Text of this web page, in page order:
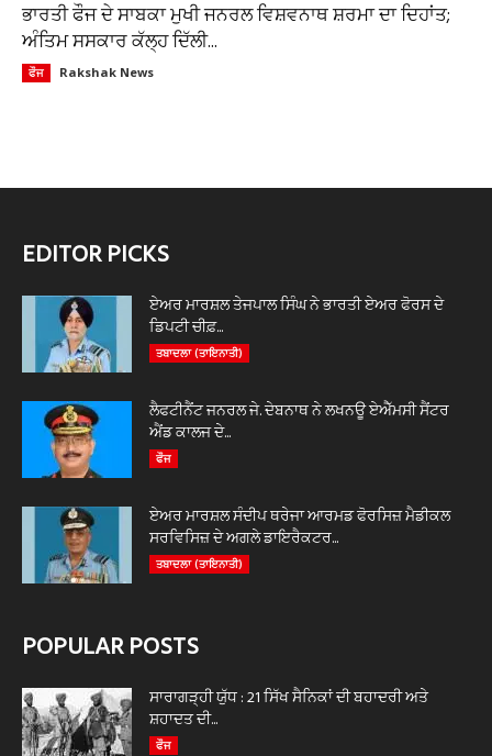
ਭਾਰਤੀ ਫੌਜ ਦੇ ਸਾਬਕਾ ਮੁਖੀ ਜਨਰਲ ਵਿਸ਼ਵਨਾਥ ਸ਼ਰਮਾ ਦਾ ਦਿਹਾਂਤ;
ਅੰਤਿਮ ਸਸਕਾਰ ਕੱਲ੍ਹ ਦਿੱਲੀ...
ਫੌਜ Rakshak News
EDITOR PICKS
ਏਅਰ ਮਾਰਸ਼ਲ ਤੇਜਪਾਲ ਸਿੰਘ ਨੇ ਭਾਰਤੀ ਏਅਰ ਫੋਰਸ ਦੇ
ਡਿਪਟੀ ਚੀਫ਼...
ਤਬਾਦਲਾ (ਤਾਇਨਾਤੀ)
ਲੈਫਟੀਨੈਂਟ ਜਨਰਲ ਜੇ. ਦੇਬਨਾਥ ਨੇ ਲਖਨਊ ਏਐੱਮਸੀ ਸੈਂਟਰ
ਐਂਡ ਕਾਲਜ ਦੇ...
ਫੌਜ
ਏਅਰ ਮਾਰਸ਼ਲ ਸੰਦੀਪ ਥਰੇਜਾ ਆਰਮਡ ਫੋਰਸਿਜ਼ ਮੈਡੀਕਲ
ਸਰਵਿਸਿਜ਼ ਦੇ ਅਗਲੇ ਡਾਇਰੈਕਟਰ...
ਤਬਾਦਲਾ (ਤਾਇਨਾਤੀ)
POPULAR POSTS
ਸਾਰਾਗੜ੍ਹੀ ਯੁੱਧ : 21 ਸਿੱਖ ਸੈਨਿਕਾਂ ਦੀ ਬਹਾਦਰੀ ਅਤੇ
ਸ਼ਹਾਦਤ ਦੀ...
ਫੌਜ